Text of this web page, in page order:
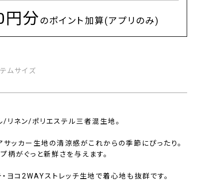
円分のポイント加算(アプリのみ)
ムサイズ
リネン/ポリエステル三者混生地。
サッカー生地の清涼感がこれからの季節にぴったり。
柄がぐっと新鮮さを与えます。
ヨコ2WAYストレッチ生地で着心地も抜群です。